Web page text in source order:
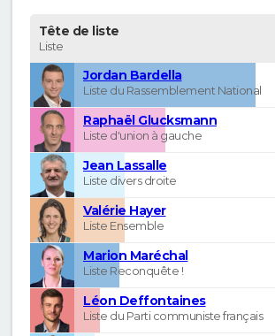
Tête de liste
Liste
Jordan Bardella
Liste du Rassemblement National
Raphaël Glucksmann
Liste d'union à gauche
Jean Lassalle
Liste divers droite
Valérie Hayer
Liste Ensemble
Marion Maréchal
Liste Reconquête !
Léon Deffontaines
Liste du Parti communiste français